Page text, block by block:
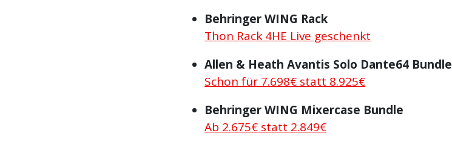
Behringer WING Rack
Thon Rack 4HE Live geschenkt
Allen & Heath Avantis Solo Dante64 Bundle
Schon für 7.698€ statt 8.925€
Behringer WING Mixercase Bundle
Ab 2.675€ statt 2.849€